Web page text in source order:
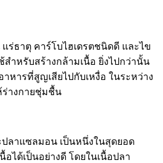
ร่ธาตุ คาร์โบไฮเดรตชนิดดี และไข
สำหรับสร้างกล้ามเนื้อ ยิ่งไปกว่านั้น
าหารที่สูญเสียไปกับเหงื่อ ในระหว่าง
ร่างกายชุ่มชื้น
ลาแซลมอน เป็นหนึ่งในสุดยอด
อได้เป็นอย่างดี โดยในเนื้อปลา